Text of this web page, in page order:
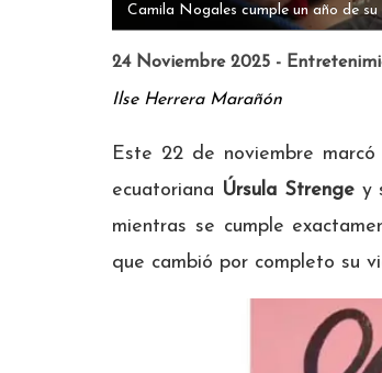
Camila Nogales cumple un año de
24 Noviembre 2025 -
Ilse Herrera Marañón
Este 22 de noviembre
ecuatoriana Úrsula Strengey
mientras se cumple
que cambió por completo su